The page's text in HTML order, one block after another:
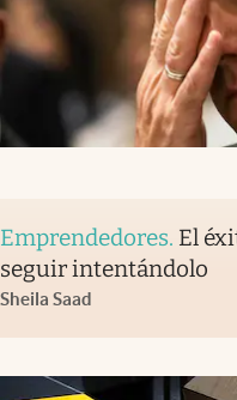
Emprendedores. El
seguir intentándolo
Sheila Saad